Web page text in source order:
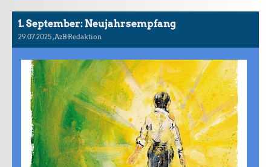
1. September: Neujahrsempfang
29.07.2025, AzB Redaktion